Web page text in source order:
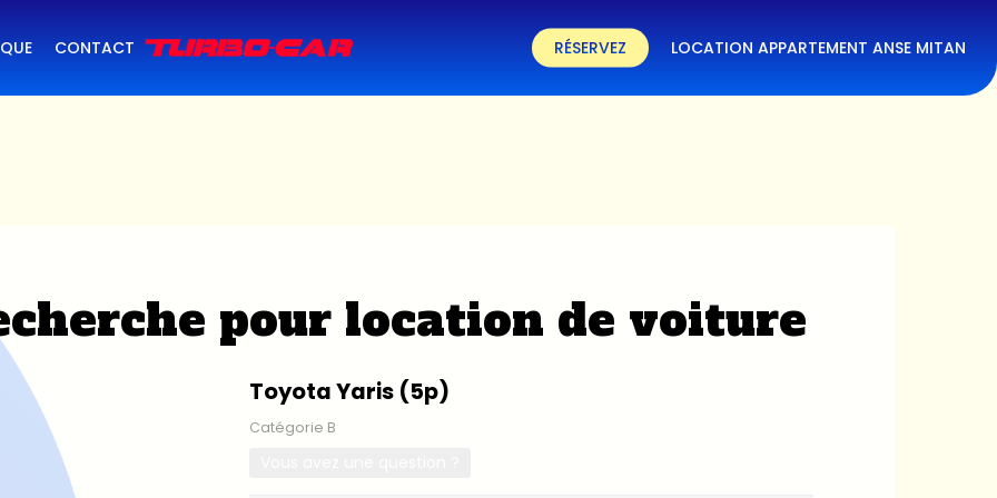
CONTACT RÉSERVEZ LOCATION APPARTEMENT ANSE MITAN
pour location de voiture
Toyota Yaris (5p)
Catégorie B